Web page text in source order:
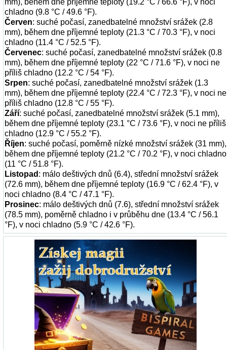
mm), během dne příjemné teploty (19.2 °C / 66.6 °F), v noci
chladno (9.8 °C / 49.6 °F).
Červen: suché počasí, zanedbatelné množství srážek (2.8
mm), během dne příjemné teploty (21.3 °C / 70.3 °F), v noci
chladno (11.4 °C / 52.5 °F).
Červenec: suché počasí, zanedbatelné množství srážek (0.8
mm), během dne příjemné teploty (22 °C / 71.6 °F), v noci ne
příliš chladno (12.2 °C / 54 °F).
Srpen: suché počasí, zanedbatelné množství srážek (1.3
mm), během dne příjemné teploty (22.4 °C / 72.3 °F), v noci ne
příliš chladno (12.8 °C / 55 °F).
Září: suché počasí, zanedbatelné množství srážek (5.1 mm),
během dne příjemné teploty (23.1 °C / 73.6 °F), v noci ne příliš
chladno (12.9 °C / 55.2 °F).
Říjen: suché počasí, poměrně nízké množství srážek (31 mm),
během dne příjemné teploty (21.2 °C / 70.2 °F), v noci chladno
(11 °C / 51.8 °F).
Listopad : málo deštivých dnů (6.4), střední množství srážek
(72.6 mm), během dne příjemné teploty (16.9 °C / 62.4 °F), v
noci chladno (8.4 °C / 47.1 °F).
Prosinec: málo deštivých dnů (7.6), střední množství srážek
(78.5 mm), poměrně chladno i v průběhu dne (13.4 °C / 56.1
°F), v noci chladno (5.9 °C / 42.6 °F).